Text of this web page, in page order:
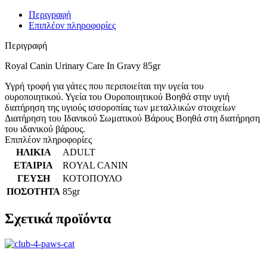
Περιγραφή
Επιπλέον πληροφορίες
Περιγραφή
Royal Canin Urinary Care In Gravy 85gr
Υγρή τροφή για γάτες που περιποιείται την υγεία του
ουροποιητικού. Υγεία του Ουροποιητικού Βοηθά στην υγιή
διατήρηση της υγιούς ισσοροπίας των μεταλλικών στοιχείων
Διατήρηση του Ιδανικού Σωματικού Βάρους Βοηθά στη διατήρηση
του ιδανικού βάρους.
Επιπλέον πληροφορίες
ΗΛΙΚΙΑ
ADULT
ΕΤΑΙΡΙΑ
ROYAL CANIN
ΓΕΥΣΗ
ΚΟΤΟΠΟΥΛΟ
ΠΟΣΟΤΗΤΑ 85gr
Σχετικά προϊόντα